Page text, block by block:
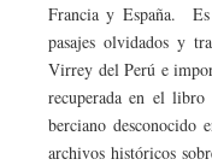
Francia y España.
pasajes olvidados y
Virrey del Perú e
recuperada en el
berciano
archivos históricos